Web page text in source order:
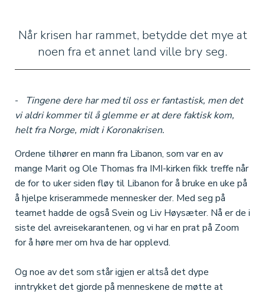
Når krisen har rammet, betydde det mye at
noen fra et annet land ville bry seg.
- Tingene dere har med til oss er fantastisk, men det
vi aldri kommer til å glemme er at dere faktisk kom,
helt fra Norge, midt i Koronakrisen.
Ordene tilhører en mann fra Libanon, som var en av
mange Marit og Ole Thomas fra IMI-kirken fikk treffe når
de for to uker siden fløy til Libanon for å bruke en uke på
å hjelpe kriserammede mennesker der. Med seg på
teamet hadde de også Svein og Liv Høysæter. Nå er de i
siste del avreisekarantenen, og vi har en prat på Zoom
for å høre mer om hva de har opplevd.
Og noe av det som står igjen er altså det dype
inntrykket det gjorde på menneskene de møtte at